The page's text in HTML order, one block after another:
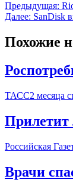
Предыдущая:
Далее: SanDisk
Похожие
ТАСС2 месяца
Прилетит
Российская
Врачи